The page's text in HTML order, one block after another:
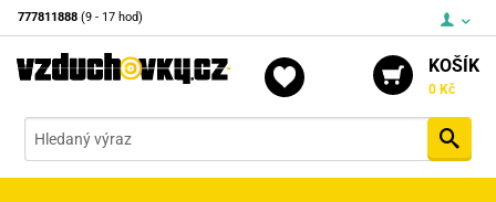
777811888 (9 - 17 hod)
KOŠÍK
0 Kč